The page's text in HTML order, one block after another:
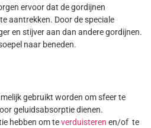
ervoor dat de gordijnen
aantrekken. Door de speciale
en stijver aan dan andere gordijnen.
naar beneden.
gebruikt worden om sfeer te
geluidsabsorptie dienen.
hebben om teverduisteren en/of te